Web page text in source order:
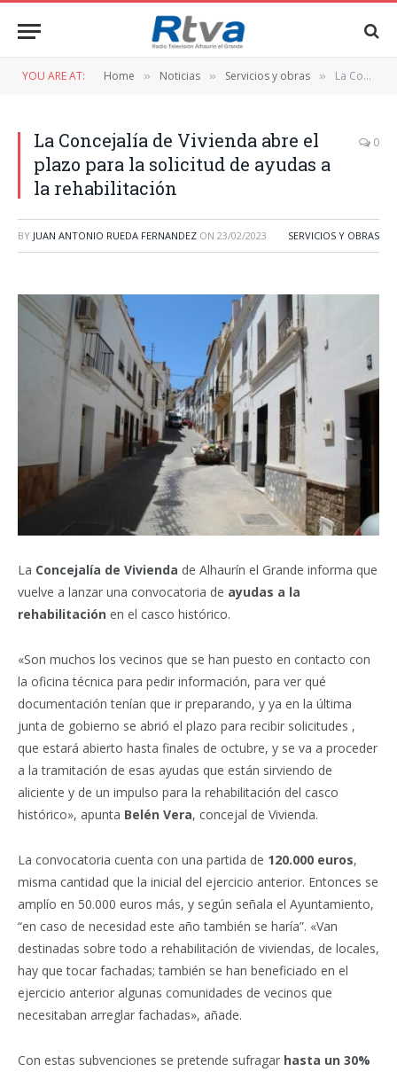
YOU ARE AT: Home » Noticias » Servicios y obras » La Concejalía de Vivienda abre el plazo para la solicitud de ayudas a la rehabilitación
La Concejalía de Vivienda abre el
plazo para la solicitud de ayudas a
la rehabilitación
0
BY JUAN ANTONIO RUEDA FERNANDEZ ON 23/02/2023 SERVICIOS Y OBRAS
La Concejalía de Vivienda de Alhaurín el Grande informa que
vuelve a lanzar una convocatoria de ayudas a la
rehabilitación en el casco histórico.
«Son muchos los vecinos que se han puesto en contacto con
la oficina técnica para pedir información, para ver qué
documentación tenían que ir preparando, y ya en la última
junta de gobierno se abrió el plazo para recibir solicitudes ,
que estará abierto hasta finales de octubre, y se va a proceder
a la tramitación de esas ayudas que están sirviendo de
aliciente y de un impulso para la rehabilitación del casco
histórico», apunta Belén Vera, concejal de Vivienda.
La convocatoria cuenta con una partida de 120.000 euros,
misma cantidad que la inicial del ejercicio anterior. Entonces se
amplío en 50.000 euros más, y según señala el Ayuntamiento,
“en caso de necesidad este año también se haría”. «Van
destinadas sobre todo a rehabilitación de viviendas, de locales,
hay que tocar fachadas; también se han beneficiado en el
ejercicio anterior algunas comunidades de vecinos que
necesitaban arreglar fachadas», añade.
Con estas subvenciones se pretende sufragar hasta un 30%